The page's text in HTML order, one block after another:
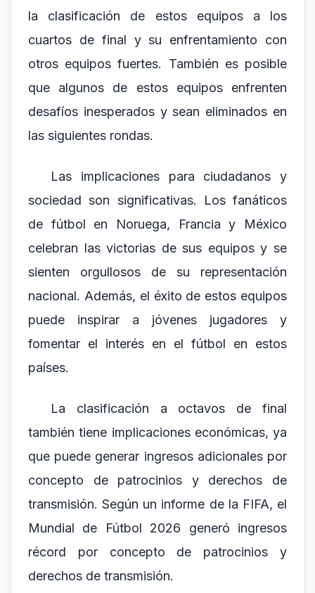
la clasificación de estos equipos a los
cuartos de final y su enfrentamiento con
otros equipos fuertes. También es posible
que algunos de estos equipos enfrenten
desafíos inesperados y sean eliminados en
las siguientes rondas.
Las implicaciones para ciudadanos y
sociedad son significativas. Los fanáticos
de fútbol en Noruega, Francia y México
celebran las victorias de sus equipos y se
sienten orgullosos de su representación
nacional. Además, el éxito de estos equipos
puede inspirar a jóvenes jugadores y
fomentar el interés en el fútbol en estos
países.
La clasificación a octavos de final
también tiene implicaciones económicas, ya
que puede generar ingresos adicionales por
concepto de patrocinios y derechos de
transmisión. Según un informe de la FIFA, el
Mundial de Fútbol 2026 generó ingresos
récord por concepto de patrocinios y
derechos de transmisión.